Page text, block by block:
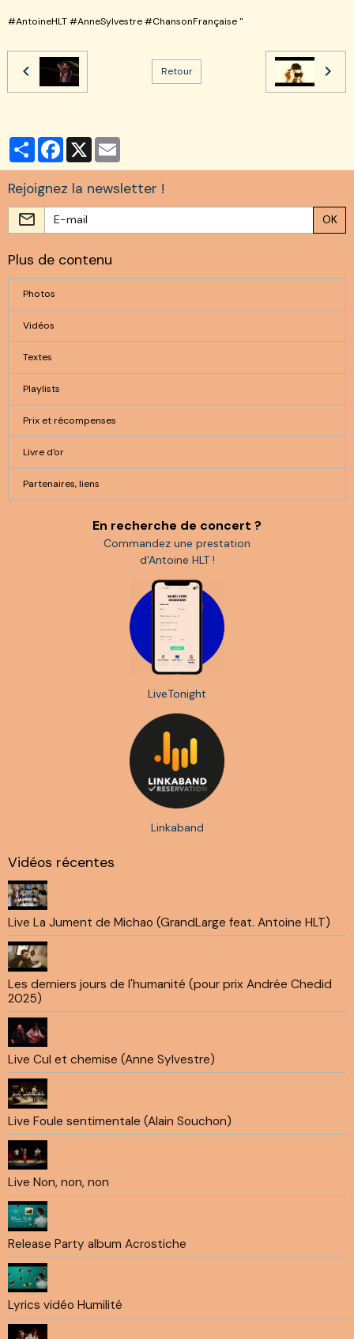
#AntoineHLT #AnneSylvestre #ChansonFrançaise "
Retour
PartagerFacebook
X
Rejoignez la newsletter !
OK
Plus de contenu
Photos
Vidéos
Textes
Playlists
Prix et récompenses
Livre d'or
Partenaires, liens
En recherche de concert ?
Commandez une prestation
d'Antoine HLT !
LiveTonight
Linkaband
Vidéos récentes
Live La Jument de Michao (GrandLarge feat. Antoine HLT)
Les derniers jours de l'humanité (pour prix Andrée Chedid
2025)
Live Cul et chemise (Anne Sylvestre)
Live Foule sentimentale (Alain Souchon)
Live Non, non, non
Release Party album Acrostiche
Lyrics vidéo Humilité